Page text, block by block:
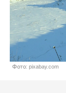
Фото: pixabay.com